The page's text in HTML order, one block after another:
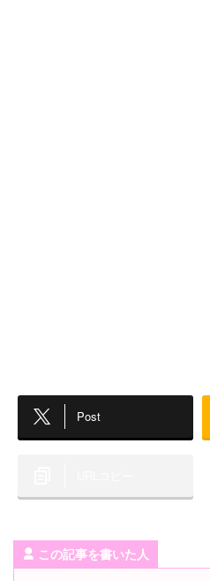
Post
この記事を書いた人